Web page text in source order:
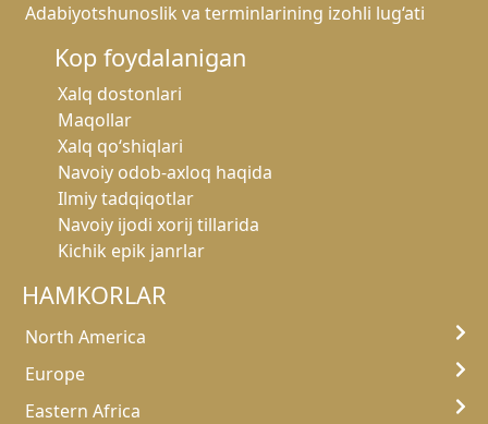
Adabiyotshunoslik va terminlarining izohli lug‘ati
Kop foydalanigan
Xalq dostonlari
Maqollar
Xalq qo‘shiqlari
Navoiy odob-axloq haqida
Ilmiy tadqiqotlar
Navoiy ijodi xorij tillarida
Kichik epik janrlar
HAMKORLAR
North America
Europe
Eastern Africa